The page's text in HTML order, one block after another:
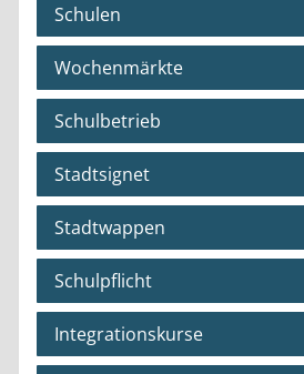
Schulen
Wochenmärkte
Schulbetrieb
Stadtsignet
Stadtwappen
Schulpflicht
Integrationskurse